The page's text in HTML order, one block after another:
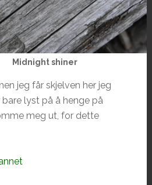
Midnight shiner
jeg får skjelven her jeg
lyst på å henge på
meg ut, for dette